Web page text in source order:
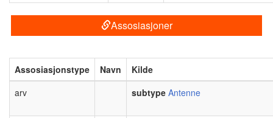
Assosiasjoner
Assosiasjonstype Navn
Kilde
arv
subtype Antenne